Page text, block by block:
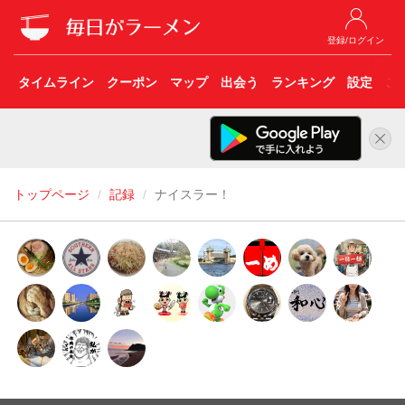
登録/ログイン
タイムライン クーポン マップ 出会う ランキング 設定 こ
トップページ 記録 ナイスラー！